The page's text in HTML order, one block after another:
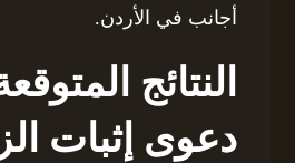
أجانب في الأردن.
النتائج
دعوى إثبات